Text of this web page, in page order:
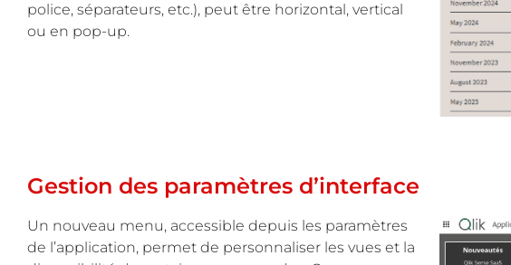
police, séparateurs, etc.), peut être horizontal, vertical
ou en pop-up.
Gestion des paramètres d’interface
Un nouveau menu, accessible depuis les paramètres
de l’application, permet de personnaliser les vues et la